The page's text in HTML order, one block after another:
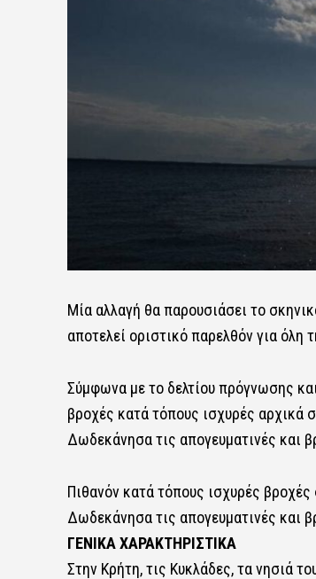
Μία αλλαγή θα παρουσιάσει το
αποτελεί οριστικό παρελθόν για όλη
Σύμφωνα με το δελτίου πρόγνωσης
βροχές κατά τόπους ισχυρές αρχικά
Δωδεκάνησα τις απογευματινές και
Πιθανόν κατά τόπους ισχυρές
Δωδεκάνησα τις απογευματινές και
ΓΕΝΙΚΑ ΧΑΡΑΚΤΗΡΙΣΤΙΚΑ
Στην Κρήτη, τις Κυκλάδες, τα νησιά